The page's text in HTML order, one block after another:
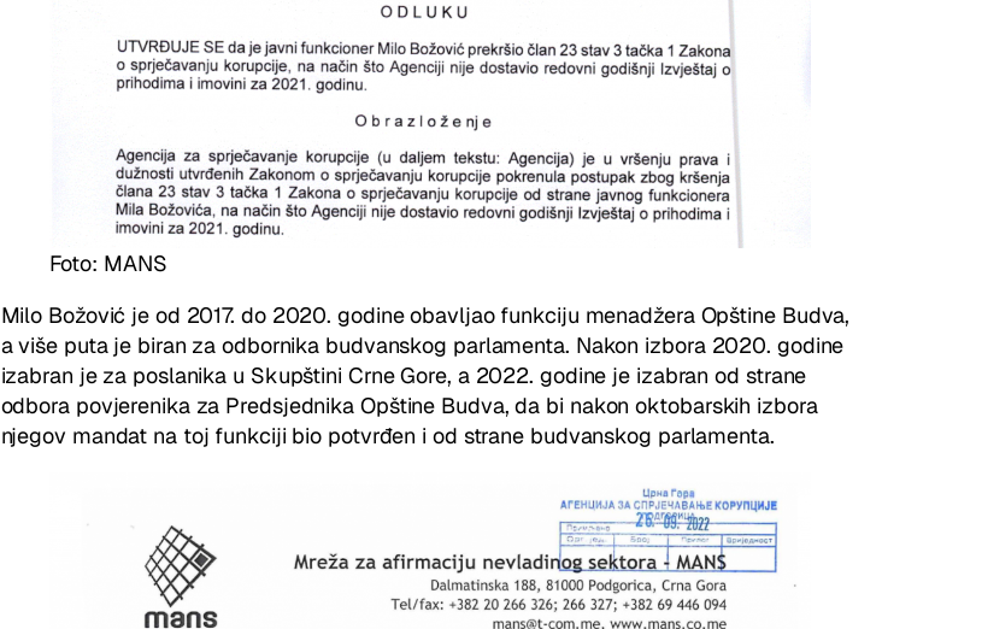
Foto: MANS
Milo Božović je od 2017. do 2020. godine obavljao funkciju menadžera Opštine Budva,
a više puta je biran za odbornika budvanskog parlamenta. Nakon izbora 2020. godine
izabran je za poslanika u Skupštini Crne Gore, a 2022. godine je izabran od strane
odbora povjerenika za Predsjednika Opštine Budva, da bi nakon oktobarskih izbora
njegov mandat na toj funkciji bio potvrđen i od strane budvanskog parlamenta.